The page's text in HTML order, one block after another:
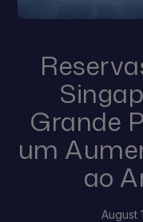
Grande
um
ao
August